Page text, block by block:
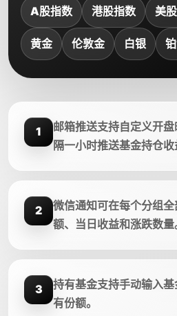
A股指数 港股指数 美
黄金 伦敦金 白银
1
邮箱推送支持自定义开
隔一小时推送基金持仓收
2
微信通知可在每个分组
额、当日收益和涨跌数量
3
持有基金支持手动输入
有份额。